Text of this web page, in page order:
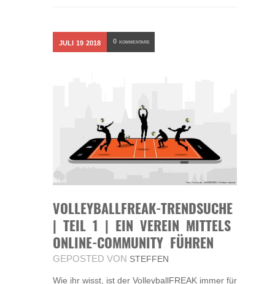
JULI 19 2018 0 KOMMENTARE
VOLLEYBALLFREAK-TRENDSUCHE
| TEIL 1 | EIN VEREIN MITTELS
ONLINE-COMMUNITY FÜHREN
GEPOSTED VON STEFFEN
Wie ihr wisst, ist der VolleyballFREAK immer für